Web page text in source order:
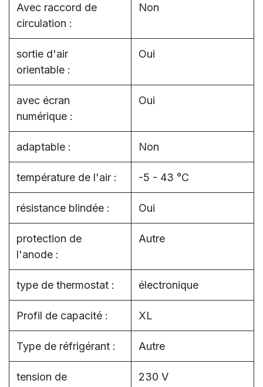
Avec raccord de
circulation :
Non
sortie d'air
orientable :
Oui
avec écran
numérique :
Oui
adaptable : Non
température de l'air : -5 - 43 °C
résistance blindée : Oui
protection de
l'anode :
Autre
type de thermostat : électronique
Profil de capacité : XL
Type de réfrigérant : Autre
tension de
230 V